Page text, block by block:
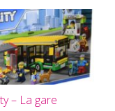
– La gare